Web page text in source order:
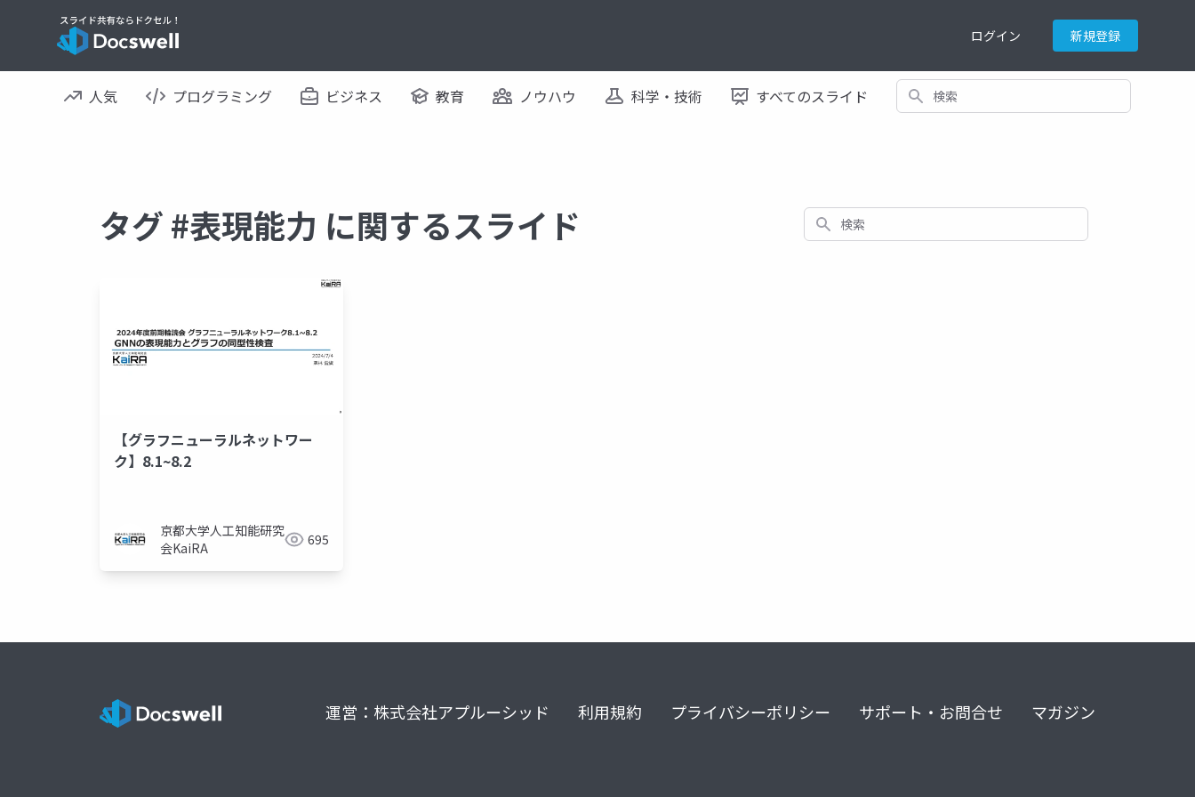
ログイン 新規登録
人気 プログラミング ビジネス 教育 ノウハウ 科学・技術 すべてのスライド 検索
タグ #表現能力 に関するスライド 検索
【グラフニューラルネットワー
ク】8.1~8.2
京都大学人工知能研究
会KaiRA
695
運営：株式会社アプルーシッド 利用規約 プライバシーポリシー サポート・お問合せ マガジン